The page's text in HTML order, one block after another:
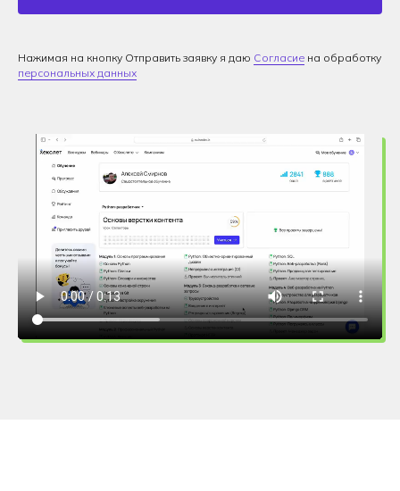
Нажимая на кнопку Отправить заявку я даю Согласие на обработку
персональных данных